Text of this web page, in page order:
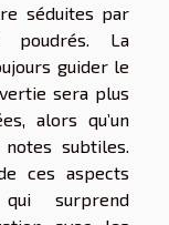
séduites par
poudrés. La
guider le
sera plus
alors qu’un
subtiles.
ces aspects
surprend